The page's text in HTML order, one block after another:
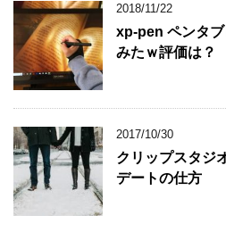
2018/11/22
xp-pen ペンタ
みたｗ評価は？
2017/10/30
クリップスタジ
デートの仕方